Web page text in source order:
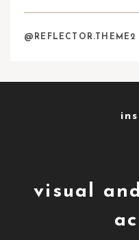
@REFLECTOR.THEME2
visual